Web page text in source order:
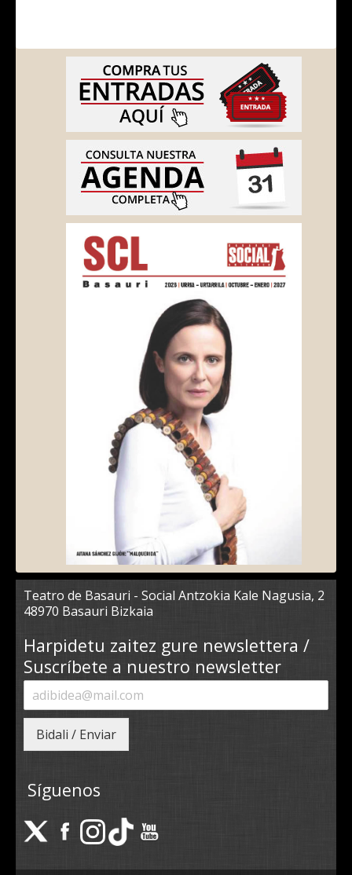
Teatro de Basauri - Social Antzokia Kale Nagusia, 2
48970 Basauri Bizkaia
Harpidetu zaitez gure newslettera /
Suscríbete a nuestro newsletter
Bidali / Enviar
Síguenos